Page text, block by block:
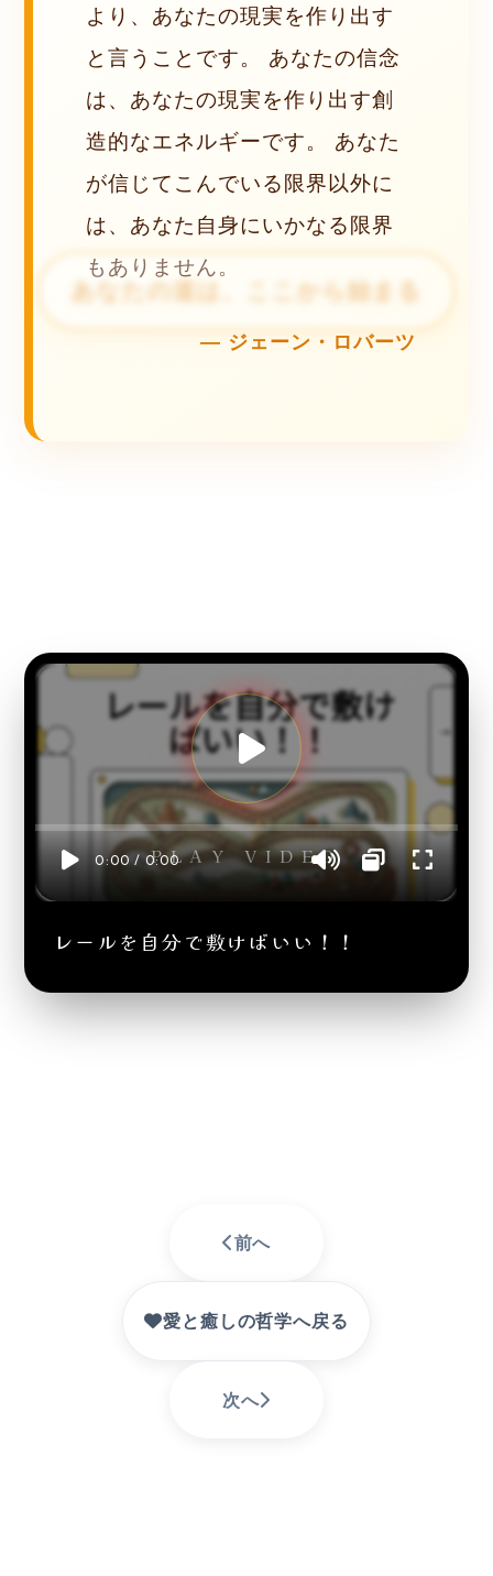
より、あなたの現実を作り出す
と言うことです。 あなたの信念
は、あなたの現実を作り出す創
造的なエネルギーです。 あなた
が信じてこんでいる限界以外に
は、あなた自身にいかなる限界
もありません。
ジェーン・ロバーツ
PLAY VIDEO
0:00 / 0:00
レールを自分で敷けばいい！！
前へ
愛と癒しの哲学へ戻る
次へ